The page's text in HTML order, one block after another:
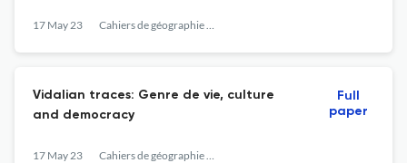
17 May 23 Cahiers de géographie du Québec
Vidalian traces: Genre de vie, culture
and democracy
17 May 23 Cahiers de géographie du Québec
Full
paper